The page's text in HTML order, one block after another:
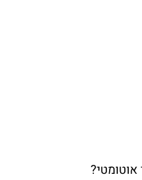
אוטומטי?